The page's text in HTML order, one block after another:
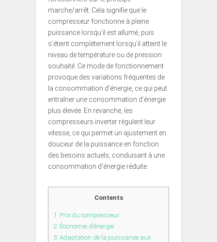
marche/arrêt. Cela signifie que le
compresseur fonctionne à pleine
puissance lorsqu’il est allumé, puis
s’éteint complètement lorsqu’il atteint le
niveau de température ou de pression
souhaité. Ce mode de fonctionnement
provoque des variations fréquentes de
la consommation d’énergie, ce qui peut
entraîner une consommation d’énergie
plus élevée. En revanche, les
compresseurs inverter régulent leur
vitesse, ce qui permet un ajustement en
douceur de la puissance en fonction
des besoins actuels, conduisant à une
consommation d’énergie réduite.
Contents
1. Prix du compresseur
2. Économie d’énergie
3. Adaptation de la puissance aux